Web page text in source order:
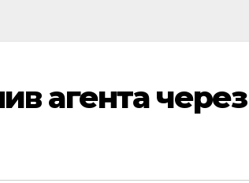
агента через